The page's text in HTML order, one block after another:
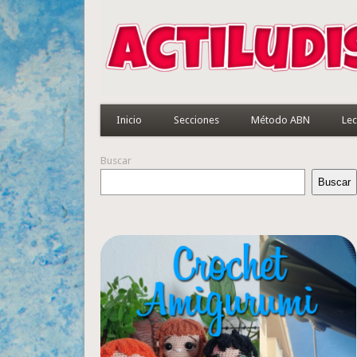
Inicio Secciones Método ABN
Buscar
Buscar